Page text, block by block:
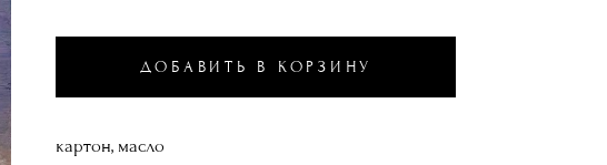
ДОБАВИТЬ В КОРЗИНУ
картон, масло